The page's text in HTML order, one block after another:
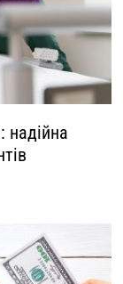
надійна